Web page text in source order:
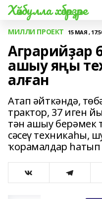
Хәйбулла хәбәрҙәре
МИЛЛИ ПРОЕКТ 15 МАЯ ,
Аграрийҙар
ашыу яңы
алған
Атап әйткәндә,
трактор, 37 иген
тән ашыу берәмек
сәсеү техникаһы,
ҡорамалдар һатып